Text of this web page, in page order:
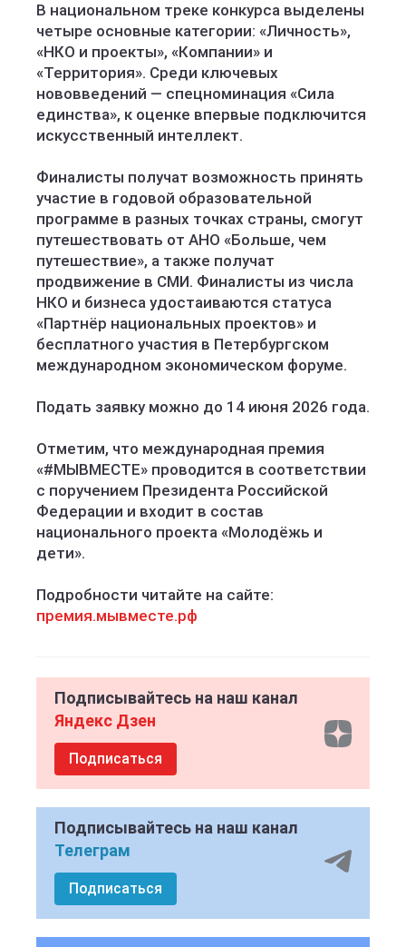
В национальном треке конкурса выделены
четыре основные категории: «Личность»,
«НКО и проекты», «Компании» и
«Территория». Среди ключевых
нововведений — спецноминация «Сила
единства», к оценке впервые подключится
искусственный интеллект.
Финалисты получат возможность принять
участие в годовой образовательной
программе в разных точках страны, смогут
путешествовать от АНО «Больше, чем
путешествие», а также получат
продвижение в СМИ. Финалисты из числа
НКО и бизнеса удостаиваются статуса
«Партнёр национальных проектов» и
бесплатного участия в Петербургском
международном экономическом форуме.
Подать заявку можно до 14 июня 2026 года.
Отметим, что международная премия
«#МЫВМЕСТЕ» проводится в соответствии
с поручением Президента Российской
Федерации и входит в состав
национального проекта «Молодёжь и
дети».
Подробности читайте на сайте:
премия.мывместе.рф
Подписывайтесь на наш канал
Яндекс Дзен
Подписаться
Подписывайтесь на наш канал
Телеграм
Подписаться